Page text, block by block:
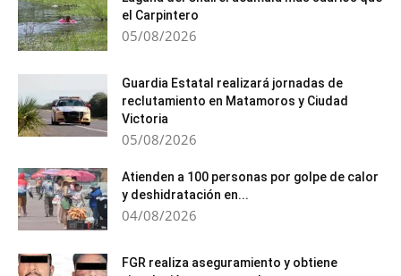
el Carpintero
05/08/2026
Guardia Estatal realizará jornadas de
reclutamiento en Matamoros y Ciudad
Victoria
05/08/2026
Atienden a 100 personas por golpe de calor
y deshidratación en...
04/08/2026
FGR realiza aseguramiento y obtiene